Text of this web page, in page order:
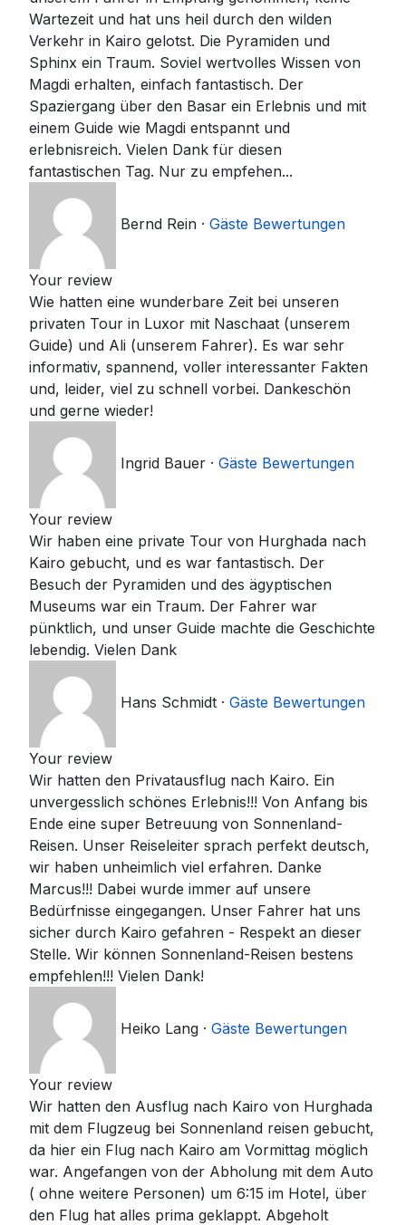
Wartezeit und hat uns heil durch den wilden
Verkehr in Kairo gelotst. Die Pyramiden und
Sphinx ein Traum. Soviel wertvolles Wissen von
Magdi erhalten, einfach fantastisch. Der
Spaziergang über den Basar ein Erlebnis und mit
einem Guide wie Magdi entspannt und
erlebnisreich. Vielen Dank für diesen
fantastischen Tag. Nur zu empfehen...
Bernd Rein · Gäste Bewertungen
Your review
Wie hatten eine wunderbare Zeit bei unseren
privaten Tour in Luxor mit Naschaat (unserem
Guide) und Ali (unserem Fahrer). Es war sehr
informativ, spannend, voller interessanter Fakten
und, leider, viel zu schnell vorbei. Dankeschön
und gerne wieder!
Ingrid Bauer · Gäste Bewertungen
Your review
Wir haben eine private Tour von Hurghada nach
Kairo gebucht, und es war fantastisch. Der
Besuch der Pyramiden und des ägyptischen
Museums war ein Traum. Der Fahrer war
pünktlich, und unser Guide machte die Geschichte
lebendig. Vielen Dank
Hans Schmidt · Gäste Bewertungen
Your review
Wir hatten den Privatausflug nach Kairo. Ein
unvergesslich schönes Erlebnis!!! Von Anfang bis
Ende eine super Betreuung von Sonnenland-
Reisen. Unser Reiseleiter sprach perfekt deutsch,
wir haben unheimlich viel erfahren. Danke
Marcus!!! Dabei wurde immer auf unsere
Bedürfnisse eingegangen. Unser Fahrer hat uns
sicher durch Kairo gefahren - Respekt an dieser
Stelle. Wir können Sonnenland-Reisen bestens
empfehlen!!! Vielen Dank!
Heiko Lang · Gäste Bewertungen
Your review
Wir hatten den Ausflug nach Kairo von Hurghada
mit dem Flugzeug bei Sonnenland reisen gebucht,
da hier ein Flug nach Kairo am Vormittag möglich
war. Angefangen von der Abholung mit dem Auto
( ohne weitere Personen) um 6:15 im Hotel, über
den Flug hat alles prima geklappt. Abgeholt